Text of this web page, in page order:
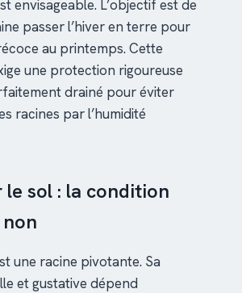
envisageable. L’objectif est de
passer l’hiver en terre pour
au printemps. Cette
une protection rigoureuse
drainé pour éviter
racines par l’humidité
le sol : la condition
une racine pivotante. Sa
et gustative dépend